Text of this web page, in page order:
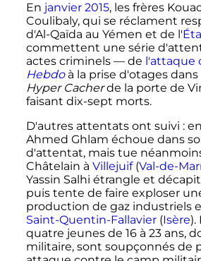
En janvier 2015, les frères
Coulibaly, qui se réclament
d'Al-Qaïda au Yémen et de l'
commettent une série
actes criminels — de l'attaque
Hebdoà la prise d'otages
Hyper Cacherde la porte de
faisant dix-sept morts.
D'autres attentats ont suivi : en
Ahmed Ghlam échoue dans
d'attentat, mais tue
Châtelain à Villejuif(Val-de-
Yassin Salhi étrangle et
puis tente de faire exploser
production de gaz industriels
Saint-Quentin-Fallavier(Isère).
quatre jeunes de 16 à 23 ans,
militaire, sont soupçonnés de